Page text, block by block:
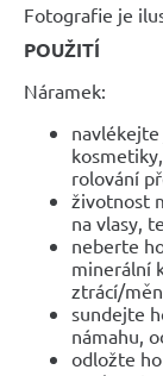
Fotografie je
POUŽITÍ
Náramek:
rolování
životnost
na vlasy,
neberte
minerální
ztrácí/
sundejte
námahu,
odložte